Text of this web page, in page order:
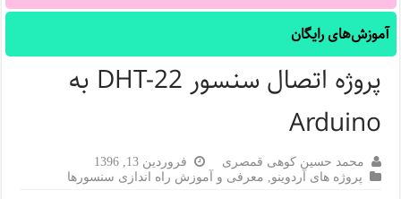
آموزش‌های رایگان
پروژه اتصال سنسور DHT-22 به
Arduino
محمد حسین کوهی قمصری
فروردین 13, 1396
پروژه های آردوینو
معرفی و آموزش راه اندازی سنسورها